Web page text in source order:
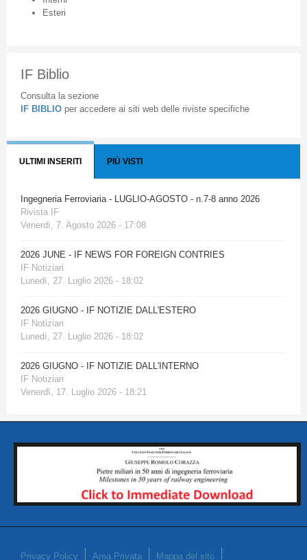
Esteri
IF Biblio
Consulta la sezione
IF BIBLIO per accedere ai siti web delle riviste specifiche
ULTIMI INSERITI PIÙ VISTI
Ingegneria Ferroviaria - LUGLIO-AGOSTO - n.7-8 anno 2026
Rivista IF
Venerdì, 7. Agosto 2026 - 17:08
2026 JUNE - IF NEWS FOR FOREIGN CONTRIES
IF Notiziari
Lunedì, 27. Luglio 2026 - 18:02
2026 GIUGNO - IF NOTIZIE DALL'ESTERO
IF Notiziari
Lunedì, 27. Luglio 2026 - 18:02
2026 GIUGNO - IF NOTIZIE DALL'INTERNO
IF Notiziari
Venerdì, 17. Luglio 2026 - 18:21
Privacy Policy Area Privata Mappa del sito